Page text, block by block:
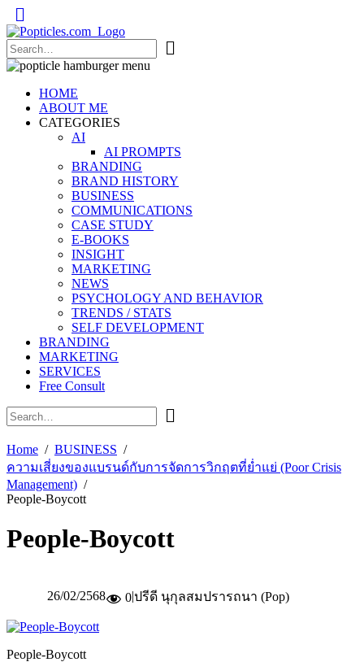
Popticles.com
HOME
ABOUT ME
CATEGORIES
AI
AI PROMPTS
BRANDING
BRAND HISTORY
BUSINESS
COMMUNICATIONS
CASE STUDY
E-BOOKS
INSIGHT
MARKETING
NEWS
PSYCHOLOGY AND BEHAVIOR
TRENDS / STATS
SELF DEVELOPMENT
BRANDING
MARKETING
SERVICES
Free Consult
Home
BUSINESS
ความเสี่ยงของแบรนด์กับการจัดการวิกฤตที่ย่ำแย่ (Poor Crisis
Management)
People-Boycott
People-Boycott
26/02/2568 0|ปรีดี นุกุลสมปรารถนา (Pop)
People-Boycott